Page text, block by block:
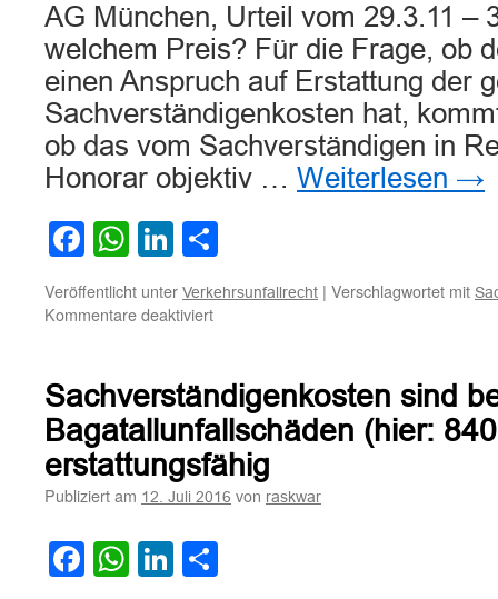
AG München, Urteil vom 29.3.11 –
welchem Preis? Für die Frage, ob
einen Anspruch auf Erstattung der
Sachverständigenkosten hat,
ob das vom Sachverständigen in
Honorar objektiv … Weiterlesen →
Facebook
WhatsApp
LinkedIn
Veröffentlicht unter Verkehrsunfallrecht | Verschlagwortet mit
Kommentare deaktiviertfür
von
Sachverständigenkosten
Sachverständigenkosten sind
Bagatallunfallschäden (hier:
erstattungsfähig
Publiziert am 12. Juli 2016 von raskwar
Facebook
WhatsApp
LinkedIn